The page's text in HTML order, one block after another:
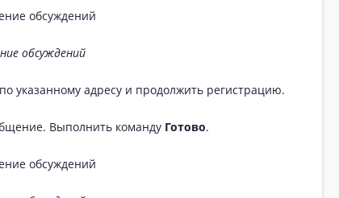
обсуждений
указанному адресу и продолжить регистрацию.
Выполнить команду Готово.